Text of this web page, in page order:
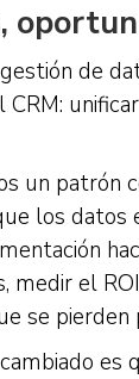
de
un patrón
los
medir el
se